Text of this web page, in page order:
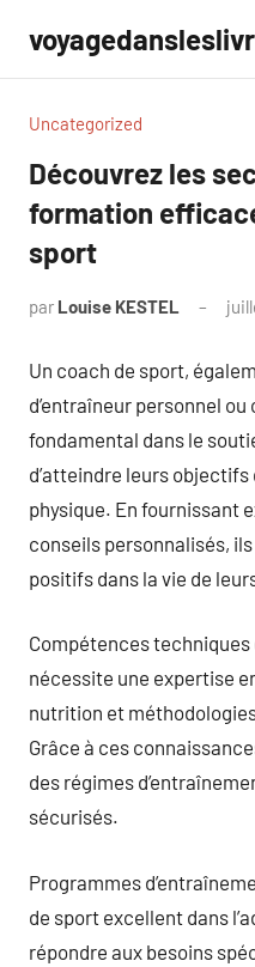
contenu
Uncategorized
Découvrez les
formation
sport
par Louise KESTEL
Un coach de sport,
d’entraîneur personnel
fondamental dans le
d’atteindre leurs
physique. En fournissant
conseils personnalisés,
positifs dans la vie de
Compétences
nécessite une expertise
nutrition et
Grâce à ces
des régimes
sécurisés.
Programmes
de sport excellent dans
répondre aux besoins